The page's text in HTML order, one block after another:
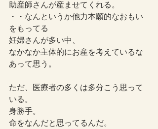
助産師さんが産ませてくれる。
・・なんというか他力本願的なおもい
をもってる
妊婦さんが多い中、
なかなか主体的にお産を考えているな
あって思う。
ただ、医療者の多くは多分こう思って
いる。
身勝手。
命をなんだと思ってるんだ。